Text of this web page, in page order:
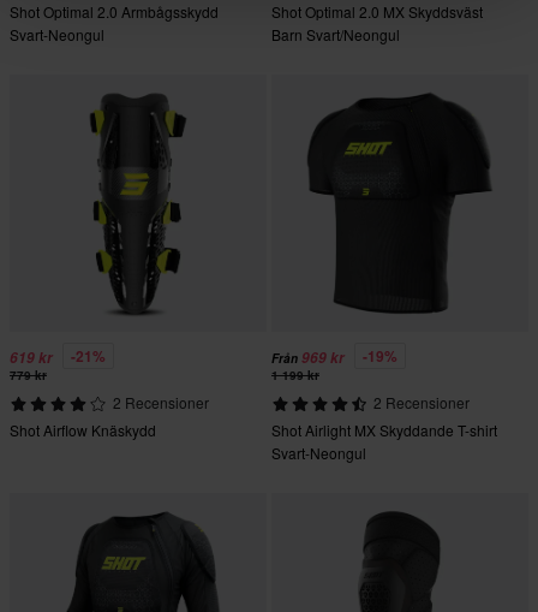
Shot Optimal 2.0 Armbågsskydd
Svart-Neongul
Shot Optimal 2.0 MX Skyddsväst
Barn Svart/Neongul
619 kr -21%
779 kr
2 Recensioner
Shot Airflow Knäskydd
Från 969 kr -19%
1 199 kr
2 Recensioner
Shot Airlight MX Skyddande T-shirt
Svart-Neongul